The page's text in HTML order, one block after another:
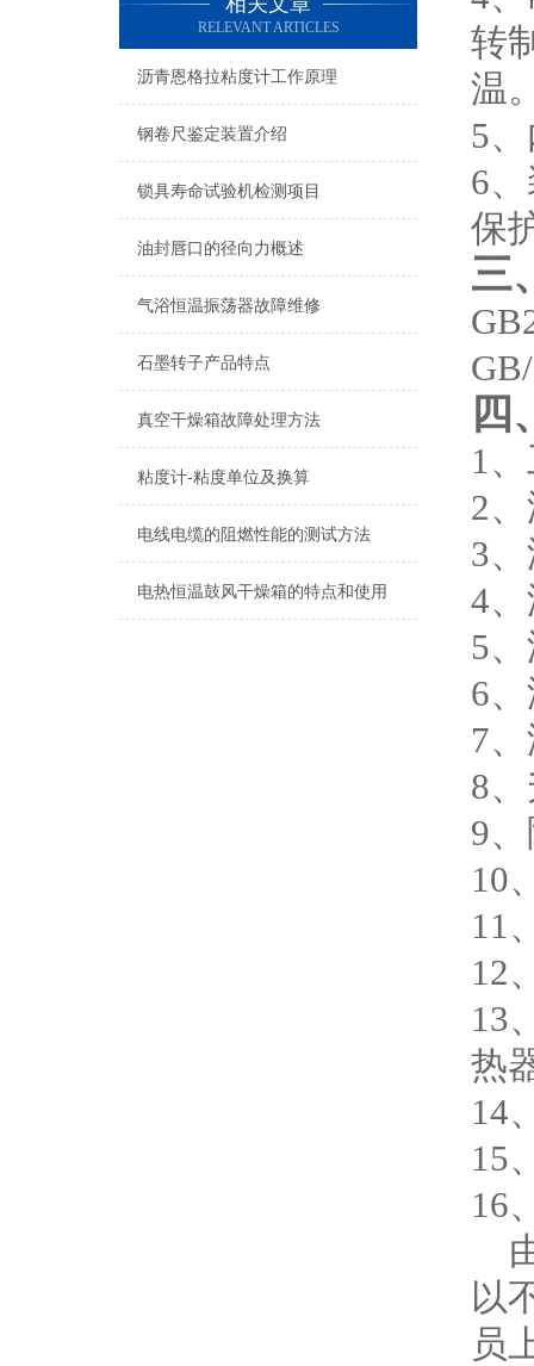
RELEVANT ARTICLES
沥青恩格拉粘度计工作原理
钢卷尺鉴定装置介绍
锁具寿命试验机检测项目
油封唇口的径向力概述
气浴恒温振荡器故障维修
石墨转子产品特点
真空干燥箱故障处理方法
粘度计-粘度单位及换算
电线电缆的阻燃性能的测试方法
电热恒温鼓风干燥箱的特点和使用
转
温
5
6
保
三
四
1
2
3
4
5
6
7
8
9
10
11
12
13
热
14
15
16
以
员